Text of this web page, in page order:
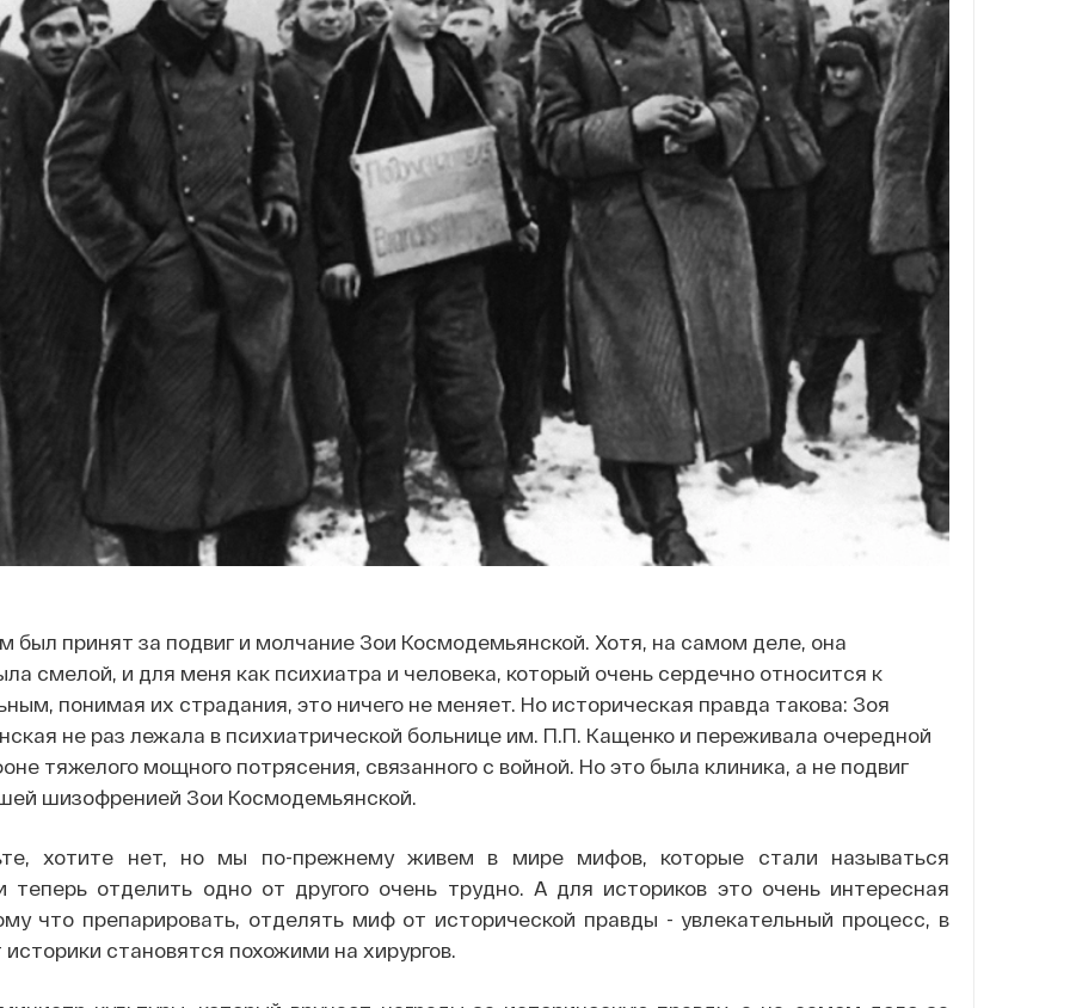
был принят за подвиг и молчание Зои Космодемьянской. Хотя, на самом деле, она
смелой, и для меня как психиатра и человека, который очень сердечно относится к
понимая их страдания, это ничего не меняет. Но историческая правда такова: Зоя
не раз лежала в психиатрической больнице им. П.П. Кащенко и переживала очередной
тяжелого мощного потрясения, связанного с войной. Но это была клиника, а не подвиг
шизофренией Зои Космодемьянской.
хотите нет, но мы по-прежнему живем в мире мифов, которые стали называться
теперь отделить одно от другого очень трудно. А для историков это очень интересная
что препарировать, отделять миф от исторической правды - увлекательный процесс, в
становятся похожими на хирургов.